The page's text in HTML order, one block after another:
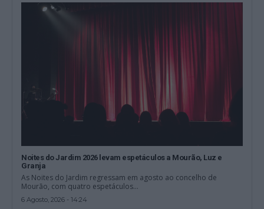
Noites do Jardim 2026 levam espetáculos a Mourão, Luz e
Granja
As Noites do Jardim regressam em agosto ao concelho de
Mourão, com quatro espetáculos...
6 Agosto, 2026 - 14:24